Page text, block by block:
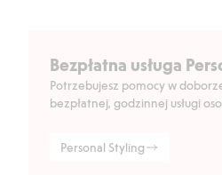
Bezpłatna usługa
Potrzebujesz pomocy w
bezpłatnej, godzinnej usługi
Personal Styling